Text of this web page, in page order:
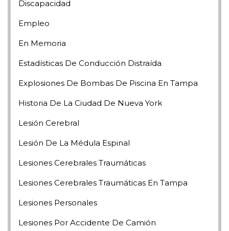
Discapacidad
Empleo
En Memoria
Estadísticas De Conducción Distraída
Explosiones De Bombas De Piscina En Tampa
Historia De La Ciudad De Nueva York
Lesión Cerebral
Lesión De La Médula Espinal
Lesiones Cerebrales Traumáticas
Lesiones Cerebrales Traumáticas En Tampa
Lesiones Personales
Lesiones Por Accidente De Camión